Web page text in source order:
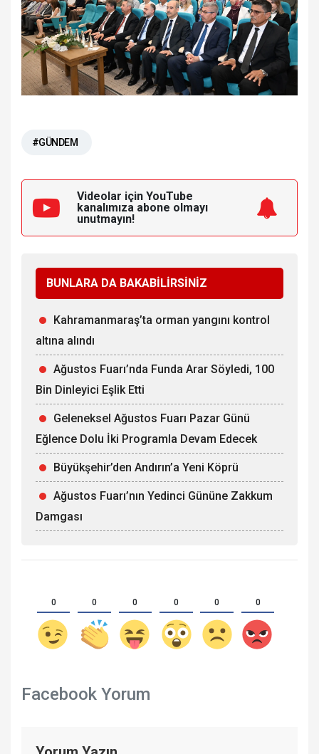
#GÜNDEM
Videolar için YouTube
kanalımıza abone olmayı
unutmayın!
BUNLARA DA BAKABİLİRSİNİZ
Kahramanmaraş’ta orman yangını kontrol
altına alındı
Ağustos Fuarı’nda Funda Arar Söyledi, 100
Bin Dinleyici Eşlik Etti
Geleneksel Ağustos Fuarı Pazar Günü
Eğlence Dolu İki Programla Devam Edecek
Büyükşehir’den Andırın’a Yeni Köprü
Ağustos Fuarı’nın Yedinci Gününe Zakkum
Damgası
0 0 0 0 0 0
Facebook Yorum